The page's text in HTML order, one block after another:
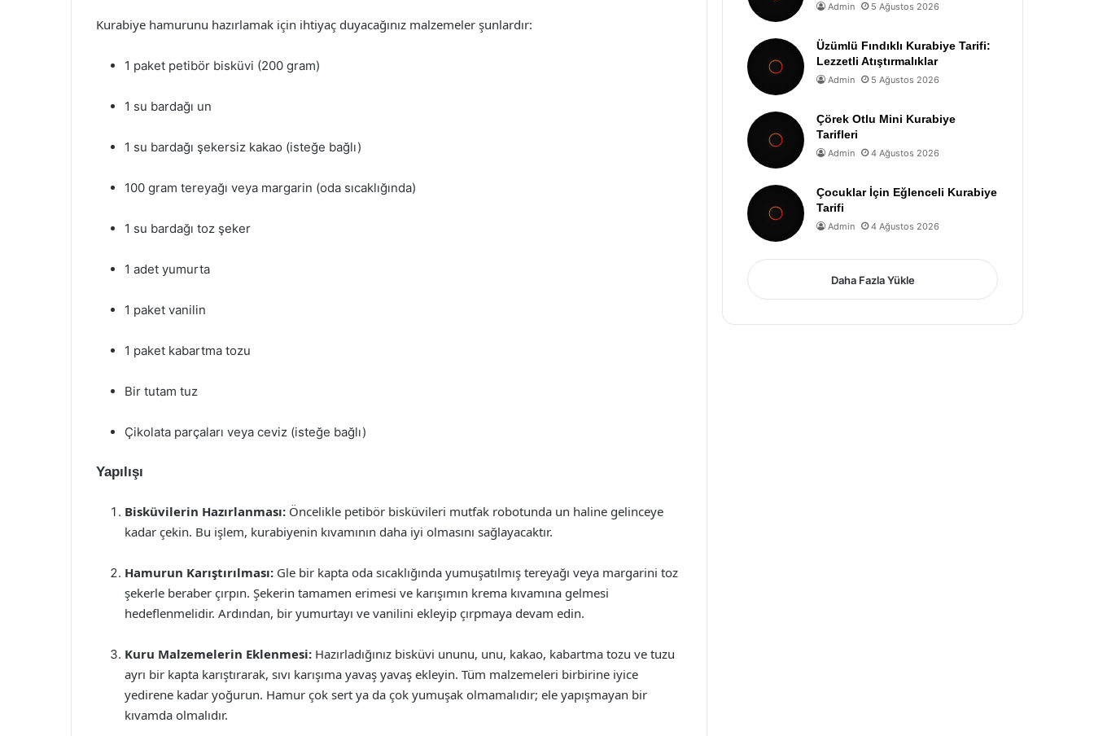
Kurabiye hamurunu hazırlamak için ihtiyaç duyacağınız malzemeler şunlardır:
1 paket petibör bisküvi (200 gram)
1 su bardağı un
1 su bardağı şekersiz kakao (isteğe bağlı)
100 gram tereyağı veya margarin (oda sıcaklığında)
1 su bardağı toz şeker
1 adet yumurta
1 paket vanilin
1 paket kabartma tozu
Bir tutam tuz
Çikolata parçaları veya ceviz (isteğe bağlı)
Yapılışı
Bisküvilerin Hazırlanması: Öncelikle petibör bisküvileri mutfak robotunda un haline gelinceye
kadar çekin. Bu işlem, kurabiyenin kıvamının daha iyi olmasını sağlayacaktır.
Hamurun Karıştırılması: Gle bir kapta oda sıcaklığında yumuşatılmış tereyağı veya margarini toz
şekerle beraber çırpın. Şekerin tamamen erimesi ve karışımın krema kıvamına gelmesi
hedeflenmelidir. Ardından, bir yumurtayı ve vanilini ekleyip çırpmaya devam edin.
Kuru Malzemelerin Eklenmesi: Hazırladığınız bisküvi ununu, unu, kakao, kabartma tozu ve tuzu
ayrı bir kapta karıştırarak, sıvı karışıma yavaş yavaş ekleyin. Tüm malzemeleri birbirine iyice
yedirene kadar yoğurun. Hamur çok sert ya da çok yumuşak olmamalıdır; ele yapışmayan bir
kıvamda olmalıdır.
Admin 5 Ağustos 2026
Üzümlü Fındıklı Kurabiye Tarifi:
Lezzetli Atıştırmalıklar
Admin 5 Ağustos 2026
Çörek Otlu Mini Kurabiye
Tarifleri
Admin 4 Ağustos 2026
Çocuklar İçin Eğlenceli Kurabiye
Tarifi
Admin 4 Ağustos 2026
Daha Fazla Yükle